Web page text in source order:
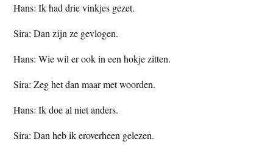
Hans: Ik had drie vinkjes gezet.
Sira: Dan zijn ze gevlogen.
Hans: Wie wil er ook in een hokje zitten.
Sira: Zeg het dan maar met woorden.
Hans: Ik doe al niet anders.
Sira: Dan heb ik eroverheen gelezen.